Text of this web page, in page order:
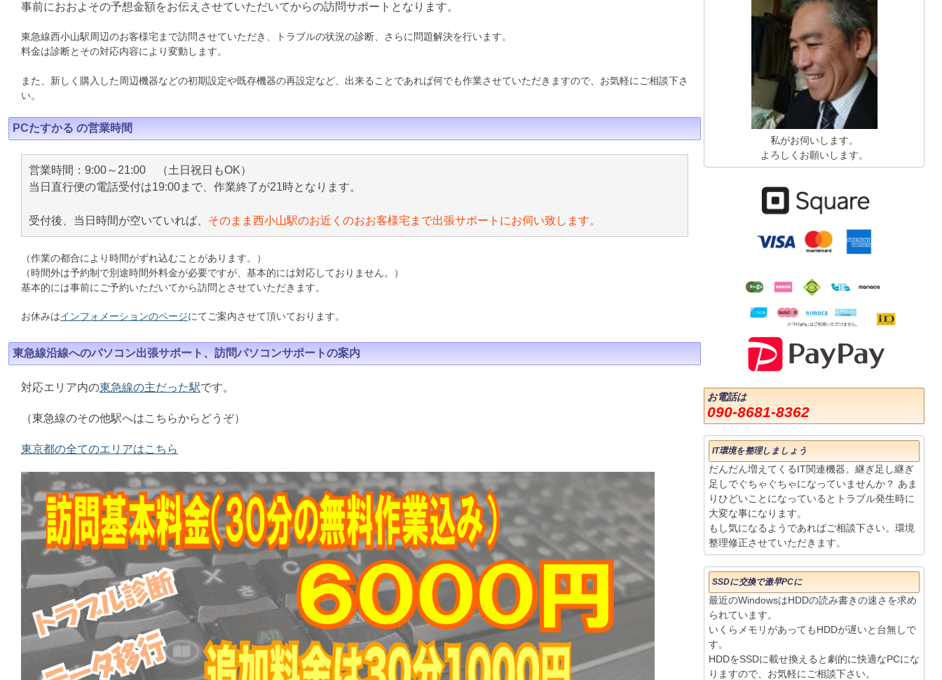
事前におおよその予想金額をお伝えさせていただいてからの訪問サポートとなります。
東急線西小山駅周辺のお客様宅まで訪問させていただき、トラブルの状況の診断、さらに問題解決を行います。
料金は診断とその対応内容により変動します。
また、新しく購入した周辺機器などの初期設定や既存機器の再設定など、出来ることであれば何でも作業させていただきますので、お気軽にご相談下さ
い。
PCたすかる の営業時間
営業時間：9:00～21:00 （土日祝日もOK）
当日直行便の電話受付は19:00まで、作業終了が21時となります。
受付後、当日時間が空いていれば、 そのまま西小山駅のお近くのおお客様宅まで出張サポートにお伺い致します。
（作業の都合により時間がずれ込むことがあります。）
（時間外は予約制で別途時間外料金が必要ですが、基本的には対応しておりません。）
基本的には事前にご予約いただいてから訪問とさせていただきます。
お休みはインフォメーションのページにてご案内させて頂いております。
東急線沿線へのパソコン出張サポート、訪問パソコンサポートの案内
対応エリア内の東急線の主だった駅です。
（東急線のその他駅へはこちらからどうぞ）
東京都の全てのエリアはこちら
私がお伺いします。
よろしくお願いします。
お電話は
090-8681-8362
IT環境を整理しましょう
だんだん増えてくるIT関連機器。継ぎ足し継ぎ
足しでぐちゃぐちゃになっていませんか？ あま
りひどいことになっているとトラブル発生時に
大変な事になります。
もし気になるようであればご相談下さい。環境
整理修正させていただきます。
SSDに交換で激早PCに
最近のWindowsはHDDの読み書きの速さを求め
られています。
いくらメモリがあってもHDDが遅いと台無しで
す。
HDDをSSDに載せ換えると劇的に快適なPCにな
りますので、お気軽にご相談下さい。